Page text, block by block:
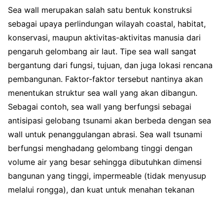
Sea wall merupakan salah satu bentuk konstruksi
sebagai upaya perlindungan wilayah coastal, habitat,
konservasi, maupun aktivitas-aktivitas manusia dari
pengaruh gelombang air laut. Tipe sea wall sangat
bergantung dari fungsi, tujuan, dan juga lokasi rencana
pembangunan. Faktor-faktor tersebut nantinya akan
menentukan struktur sea wall yang akan dibangun.
Sebagai contoh, sea wall yang berfungsi sebagai
antisipasi gelobang tsunami akan berbeda dengan sea
wall untuk penanggulangan abrasi. Sea wall tsunami
berfungsi menghadang gelombang tinggi dengan
volume air yang besar sehingga dibutuhkan dimensi
bangunan yang tinggi, impermeable (tidak menyusup
melalui rongga), dan kuat untuk menahan tekanan